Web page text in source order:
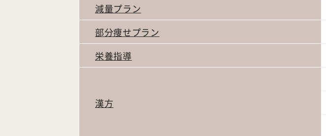
減量プラン
部分痩せプラン
栄養指導
漢方